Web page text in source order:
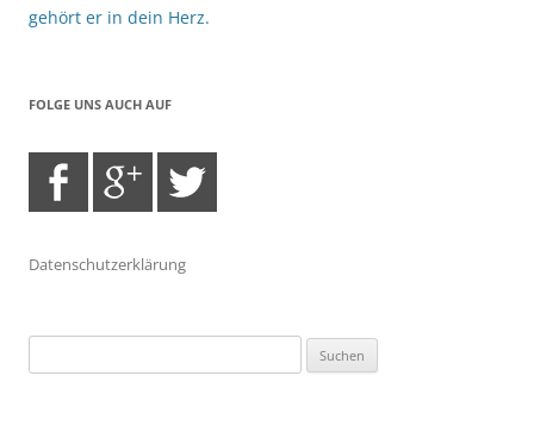
gehört er in dein Herz.
FOLGE UNS AUCH AUF
Datenschutzerklärung
nach: